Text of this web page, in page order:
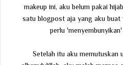
makeup ini, aku belum pakai
satu blogpost aja yang aku buat
perlu
Setelah itu aku memutuskan